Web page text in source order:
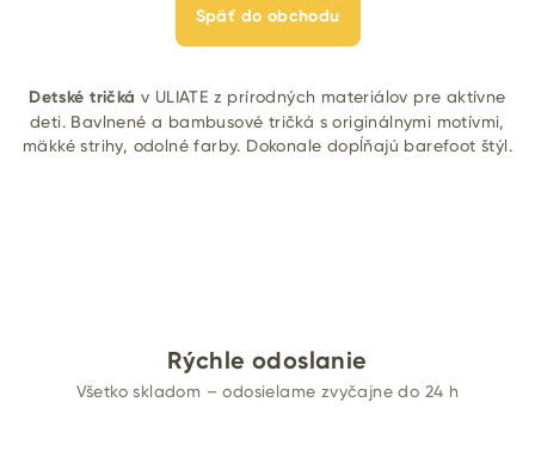
Späť do obchodu
Detské tričká v ULIATE z prírodných materiálov pre aktívne
deti. Bavlnené a bambusové tričká s originálnymi motívmi,
mäkké strihy, odolné farby. Dokonale dopĺňajú barefoot štýl.
Rýchle odoslanie
Všetko skladom – odosielame zvyčajne do 24 h